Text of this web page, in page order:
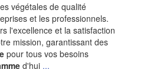
végétales de qualité
et les professionnels.
l'excellence et la satisfaction
mission, garantissant des
pour tous vos besoins
d'hui ...